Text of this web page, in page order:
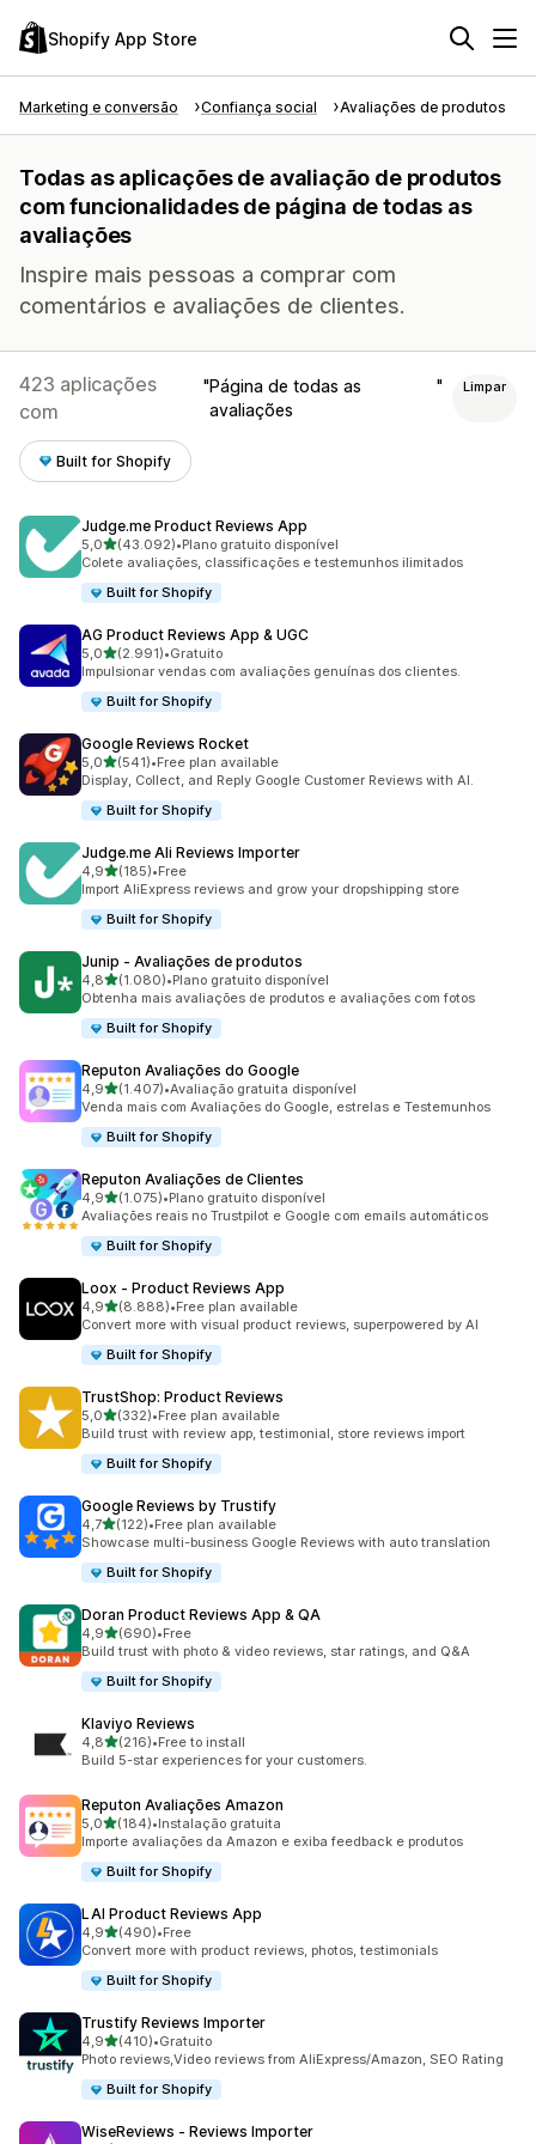
Shopify App Store
Marketing e conversão Confiança social Avaliações de produtos
Todas as aplicações de avaliação de produtos
com funcionalidades de página de todas as
avaliações
Inspire mais pessoas a comprar com
comentários e avaliações de clientes.
423 aplicações
com
Página de todas as
avaliações
Limpar
Built for Shopify
Judge.me Product Reviews App
5,0de 5 estrelas
(43.092)
43092 total de avaliações
•Plano gratuito disponível
Colete avaliações, classificações e testemunhos ilimitados
Built for Shopify
AG Product Reviews App & UGC
5,0de 5 estrelas
(2.991)
2991 total de avaliações
•Gratuito
Impulsionar vendas com avaliações genuínas dos clientes.
Built for Shopify
Google Reviews Rocket
5,0de 5 estrelas
(541)
541 total de avaliações
•Free plan available
Display, Collect, and Reply Google Customer Reviews with AI.
Built for Shopify
Judge.me Ali Reviews Importer
4,9de 5 estrelas
(185)
185 total de avaliações
•Free
Import AliExpress reviews and grow your dropshipping store
Built for Shopify
Junip ‑ Avaliações de produtos
4,8de 5 estrelas
(1.080)
1080 total de avaliações
•Plano gratuito disponível
Obtenha mais avaliações de produtos e avaliações com fotos
Built for Shopify
Reputon Avaliações do Google
4,9de 5 estrelas
(1.407)
1407 total de avaliações
•Avaliação gratuita disponível
Venda mais com Avaliações do Google, estrelas e Testemunhos
Built for Shopify
Reputon Avaliações de Clientes
4,9de 5 estrelas
(1.075)
1075 total de avaliações
•Plano gratuito disponível
Avaliações reais no Trustpilot e Google com emails automáticos
Built for Shopify
Loox ‑ Product Reviews App
4,9de 5 estrelas
(8.888)
8888 total de avaliações
•Free plan available
Convert more with visual product reviews, superpowered by AI
Built for Shopify
TrustShop: Product Reviews
5,0de 5 estrelas
(332)
332 total de avaliações
•Free plan available
Build trust with review app, testimonial, store reviews import
Built for Shopify
Google Reviews by Trustify
4,7de 5 estrelas
(122)
122 total de avaliações
•Free plan available
Showcase multi-business Google Reviews with auto translation
Built for Shopify
Doran Product Reviews App & QA
4,9de 5 estrelas
(690)
690 total de avaliações
•Free
Build trust with photo & video reviews, star ratings, and Q&A
Built for Shopify
Klaviyo Reviews
4,8de 5 estrelas
(216)
216 total de avaliações
•Free to install
Build 5-star experiences for your customers.
Reputon Avaliações Amazon
5,0de 5 estrelas
(184)
184 total de avaliações
•Instalação gratuita
Importe avaliações da Amazon e exiba feedback e produtos
Built for Shopify
LAI Product Reviews App
4,9de 5 estrelas
(490)
490 total de avaliações
•Free
Convert more with product reviews, photos, testimonials
Built for Shopify
Trustify Reviews Importer
4,9de 5 estrelas
(410)
410 total de avaliações
•Gratuito
Photo reviews,Video reviews from AliExpress/Amazon, SEO Rating
Built for Shopify
WiseReviews ‑ Reviews Importer